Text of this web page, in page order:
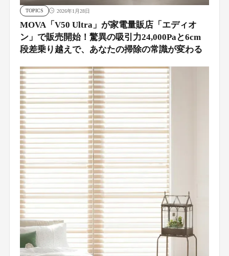
TOPICS 2026年1月28日
MOVA「V50 Ultra」が家電量販店「エディオ
ン」で販売開始！驚異の吸引力24,000Paと6cm
段差乗り越えで、あなたの掃除の常識が変わる